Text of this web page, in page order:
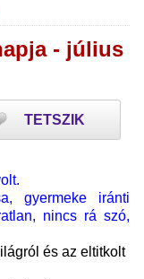
- július
TETSZIK
gyermeke iránti
nincs rá szó,
és az eltitkolt